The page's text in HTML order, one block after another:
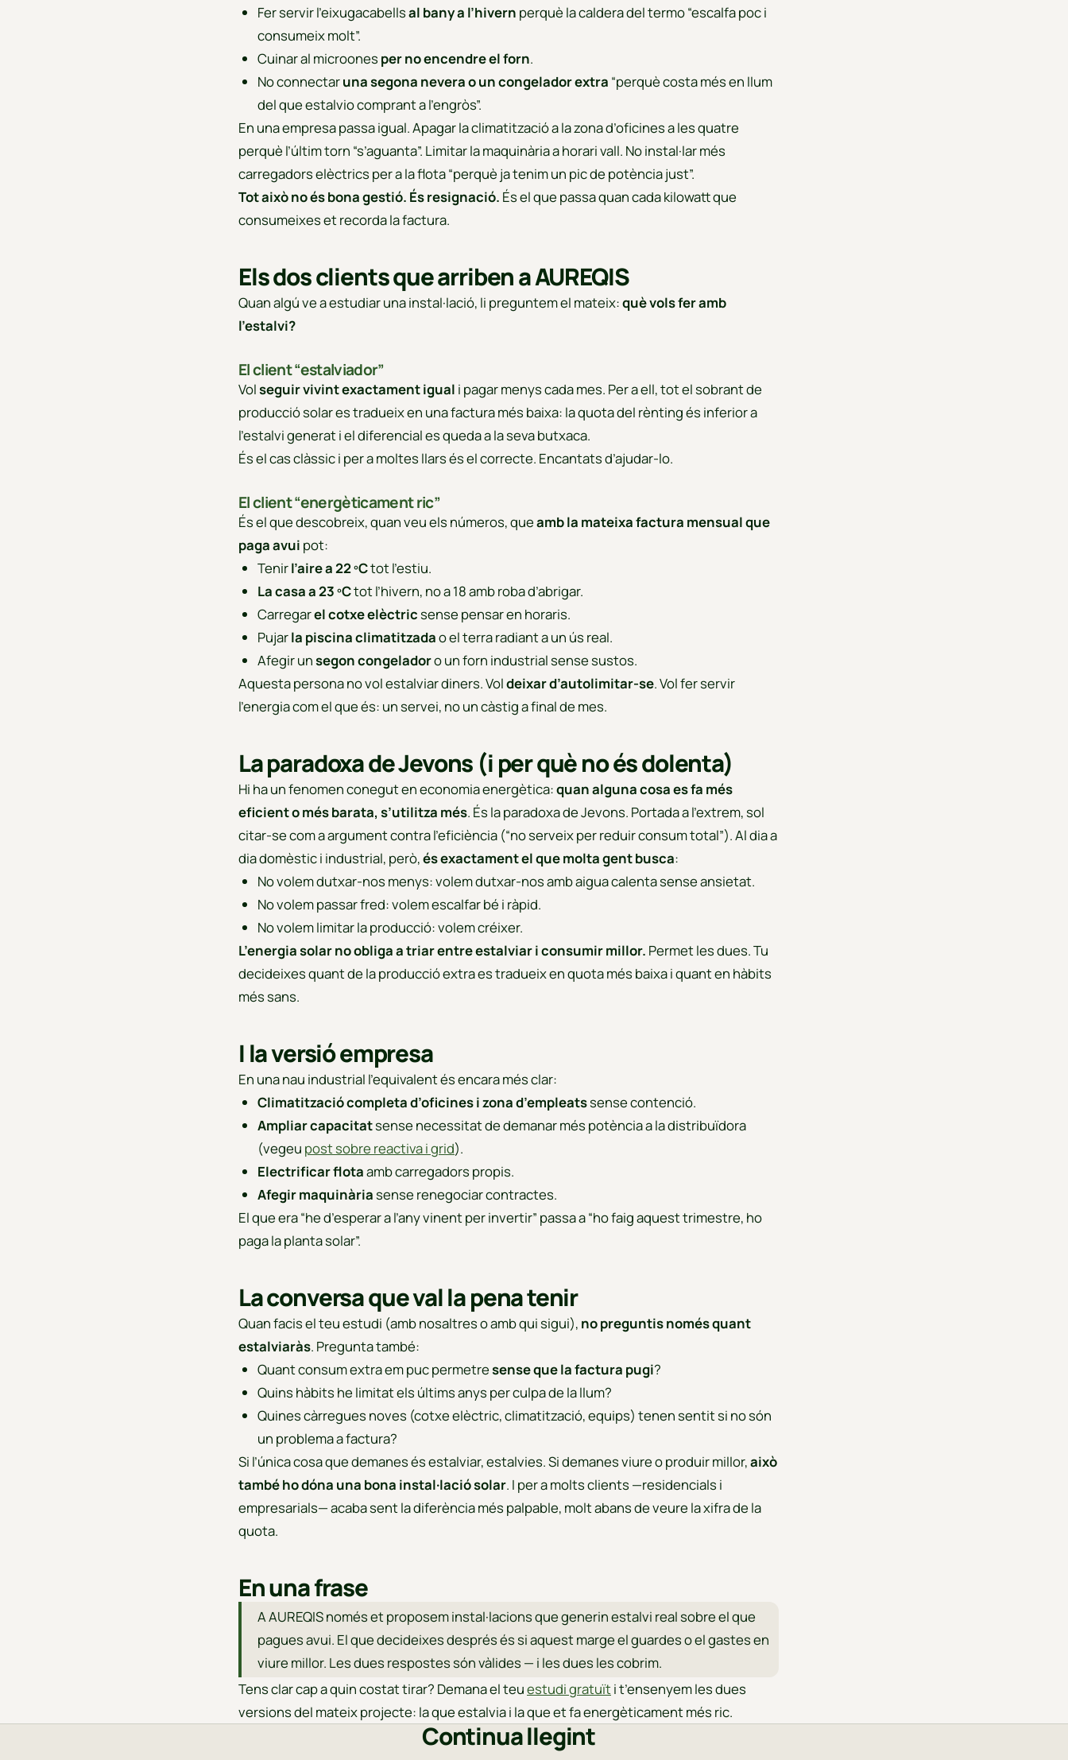
Fer servir l’eixugacabellsal bany a l’hivern perquè la caldera del termo “escalfa poc i
consumeix molt”.
Cuinar al microones per no encendre el forn.
No connectaruna segona nevera o un congelador extra “perquè costa més en llum
del que estalvio comprant a l’engròs”.
En una empresa passa igual. Apagar la climatització a la zona d’oficines a les quatre
perquè l’últim torn “s’aguanta”. Limitar la maquinària a horari vall. No instal·lar més
carregadors elèctrics per a la flota “perquè ja tenim un pic de potència just”.
Tot això no és bona gestió. És resignació. És el que passa quan cada kilowatt que
consumeixes et recorda la factura.
Els dos clients que arriben a AUREQIS
Quan algú ve a estudiar una instal·lació, li preguntem el mateix:què vols fer amb
l’estalvi?
El client “estalviador”
Volseguir vivint exactament igual i pagar menys cada mes. Per a ell, tot el sobrant de
producció solar es tradueix en una factura més baixa: la quota del rènting és inferior a
l’estalvi generat i el diferencial es queda a la seva butxaca.
És el cas clàssic i per a moltes llars és el correcte. Encantats d’ajudar-lo.
El client “energèticament ric”
És el que descobreix, quan veu els números, queamb la mateixa factura mensual que
paga avui pot:
Tenirl’aire a 22 ºCtot l’estiu.
La casa a 23 ºCtot l’hivern, no a 18 amb roba d’abrigar.
Carregarel cotxe elèctricsense pensar en horaris.
Pujarla piscina climatitzadao el terra radiant a un ús real.
Afegir unsegon congeladoro un forn industrial sense sustos.
Aquesta persona no vol estalviar diners. Voldeixar d’autolimitar-se. Vol fer servir
l’energia com el que és: un servei, no un càstig a final de mes.
La paradoxa de Jevons (i per què no és dolenta)
Hi ha un fenomen conegut en economia energètica:quan alguna cosa es fa més
eficient o més barata, s’utilitza més. És la paradoxa de Jevons. Portada a l’extrem, sol
citar-se com a argument contra l’eficiència (“no serveix per reduir consum total”). Al dia a
dia domèstic i industrial, però,és exactament el que molta gent busca:
No volem dutxar-nos menys: volem dutxar-nos amb aigua calenta sense ansietat.
No volem passar fred: volem escalfar bé i ràpid.
No volem limitar la producció: volem créixer.
L’energia solar no obliga a triar entre estalviar i consumir millor. Permet les dues. Tu
decideixes quant de la producció extra es tradueix en quota més baixa i quant en hàbits
més sans.
I la versió empresa
En una nau industrial l’equivalent és encara més clar:
Climatització completa d’oficines i zona d’empleatssense contenció.
Ampliar capacitatsense necessitat de demanar més potència a la distribuïdora
(vegeu post sobre reactiva i grid).
Electrificar flotaamb carregadors propis.
Afegir maquinàriasense renegociar contractes.
El que era “he d’esperar a l’any vinent per invertir” passa a “ho faig aquest trimestre, ho
paga la planta solar”.
La conversa que val la pena tenir
Quan facis el teu estudi (amb nosaltres o amb qui sigui), no preguntis només quant
estalviaràs. Pregunta també:
Quant consum extra em puc permetresense que la factura pugi?
Quins hàbits he limitat els últims anys per culpa de la llum?
Quines càrregues noves (cotxe elèctric, climatització, equips) tenen sentit si no són
un problema a factura?
Si l’única cosa que demanes és estalviar, estalvies. Si demanes viure o produir millor,això
també ho dóna una bona instal·lació solar. I per a molts clients —residencials i
empresarials— acaba sent la diferència més palpable, molt abans de veure la xifra de la
quota.
En una frase
A AUREQIS només et proposem instal·lacions que generin estalvi real sobre el que
pagues avui. El que decideixes després és si aquest marge el guardes o el gastes en
viure millor. Les dues respostes són vàlides — i les dues les cobrim.
Tens clar cap a quin costat tirar? Demana el teuestudi gratuït i t’ensenyem les dues
versions del mateix projecte: la que estalvia i la que et fa energèticament més ric.
Continua llegint